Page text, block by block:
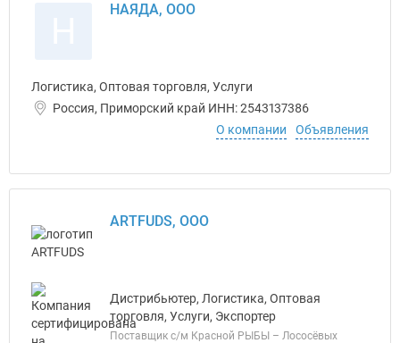
НАЯДА, ООО
Логистика, Оптовая торговля, Услуги
Россия, Приморский край ИНН: 2543137386
О компании
Объявления
ARTFUDS, ООО
Дистрибьютер, Логистика, Оптовая
торговля, Услуги, Экспортер
Поставщик с/м Красной РЫБЫ – Лососёвых